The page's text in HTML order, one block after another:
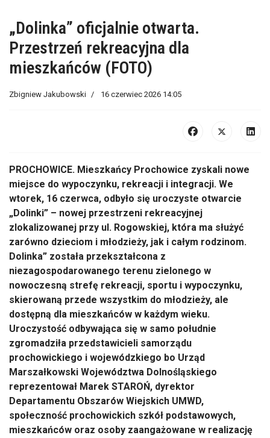
„Dolinka” oficjalnie otwarta.
Przestrzeń rekreacyjna dla
mieszkańców (FOTO)
Zbigniew Jakubowski 16 czerwiec 2026 14:05
PROCHOWICE. Mieszkańcy Prochowice zyskali nowe
miejsce do wypoczynku, rekreacji i integracji. We
wtorek, 16 czerwca, odbyło się uroczyste otwarcie
„Dolinki” – nowej przestrzeni rekreacyjnej
zlokalizowanej przy ul. Rogowskiej, która ma służyć
zarówno dzieciom i młodzieży, jak i całym rodzinom.
Dolinka” została przekształcona z
niezagospodarowanego terenu zielonego w
nowoczesną strefę rekreacji, sportu i wypoczynku,
skierowaną przede wszystkim do młodzieży, ale
dostępną dla mieszkańców w każdym wieku.
Uroczystość odbywająca się w samo południe
zgromadziła przedstawicieli samorządu
prochowickiego i wojewódzkiego bo Urząd
Marszałkowski Województwa Dolnośląskiego
reprezentował Marek STAROŃ, dyrektor
Departamentu Obszarów Wiejskich UMWD,
społeczność prochowickich szkół podstawowych,
mieszkańców oraz osoby zaangażowane w realizację